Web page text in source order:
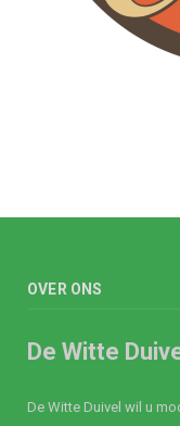
OVER ONS
De Witte
De Witte Duivel wil u